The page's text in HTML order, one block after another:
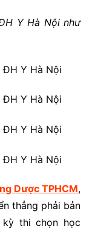
Y Hà Nội như
Dược TPHCM,
thẳng phải bản
kỳ thi chọn học